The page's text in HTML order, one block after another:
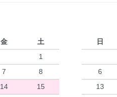
金
土
1
7
8
14
15
日
6
13